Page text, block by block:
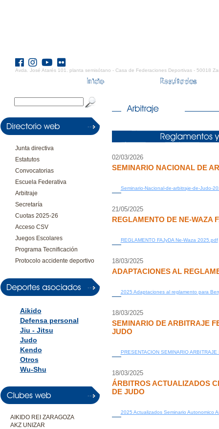
Avda. José Atarés 101. planta semisótano - Casa de Federaciones Deportivas - 50018
Junta directiva
Estatutos
Convocatorias
Escuela Federativa
Arbitraje
Secretaría
Cuotas 2025-26
Acceso CSV
Juegos Escolares
Programa Tecnificación
Protocolo accidente deportivo
Aikido
Defensa personal
Jiu - Jitsu
Judo
Kendo
Otros
Wu-Shu
AIKIDO REI ZARAGOZA
AKZ UNIZAR
02/03/2026
SEMINARIO NACIONAL DE
Seminario-Nacional-de-arbitraje-de-Judo-
21/05/2025
REGLAMENTO DE NE-WAZA
REGLAMENTO FAJyDA Ne-Waza 2025.pdf
18/03/2025
ADAPTACIONES AL
2025 Adaptaciones al reglamento para
18/03/2025
SEMINARIO DE ARBITRAJE
JUDO
PRESENTACION SEMINARIO ARBITRAJE
18/03/2025
ÁRBITROS ACTUALIZADOS
DE JUDO
2025 Actualizados Seminario Autonomico